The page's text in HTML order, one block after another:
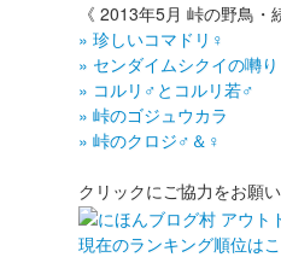
《 2013年5月 峠の野鳥・
» 珍しいコマドリ♀
» センダイムシクイの囀り
» コルリ♂とコルリ若♂
» 峠のゴジュウカラ
» 峠のクロジ♂＆♀
クリックにご協力をお願
現在のランキング順位はこ